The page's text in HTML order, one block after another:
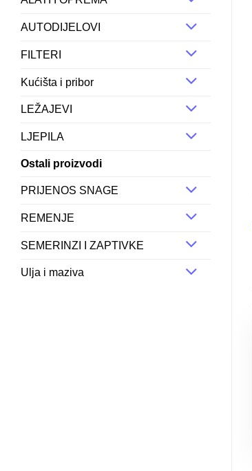
AUTODIJELOVI
FILTERI
Kućišta i pribor
LEŽAJEVI
LJEPILA
Ostali proizvodi
PRIJENOS SNAGE
REMENJE
SEMERINZI I ZAPTIVKE
Ulja i maziva